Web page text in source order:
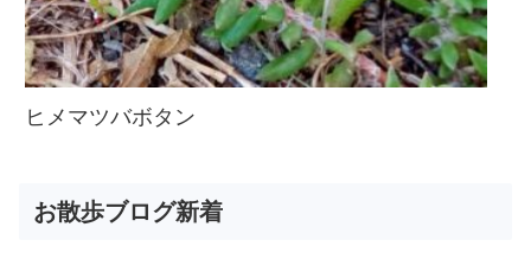
ヒメマツバボタン
お散歩ブログ新着